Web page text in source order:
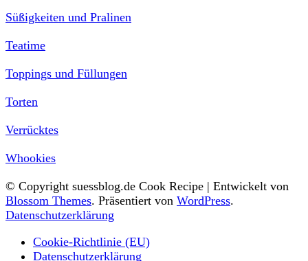
Süßigkeiten und Pralinen
Teatime
Toppings und Füllungen
Torten
Verrücktes
Whookies
© Copyright suessblog.de Cook Recipe | Entwickelt von
Blossom Themes. Präsentiert von WordPress.
Datenschutzerklärung
Cookie-Richtlinie (EU)
Datenschutzerklärung